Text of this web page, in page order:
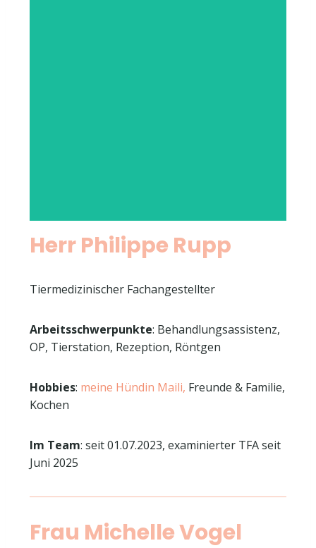
Herr Philippe Rupp
Tiermedizinischer Fachangestellter
Arbeitsschwerpunkte: Behandlungsassistenz,
OP, Tierstation, Rezeption, Röntgen
Hobbies: meine Hündin Maili, Freunde & Familie,
Kochen
Im Team: seit 01.07.2023, examinierter TFA seit
Juni 2025
Frau Michelle Vogel